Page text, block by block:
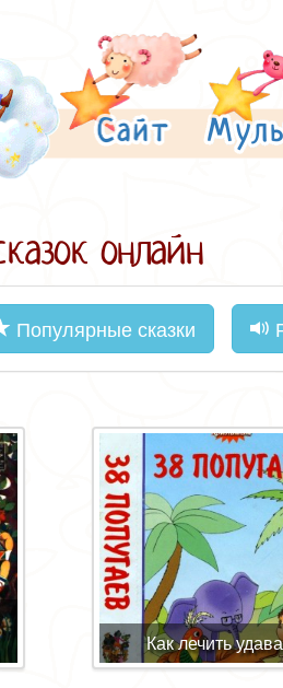
онлайн
Популярные сказки
Как лечить удава